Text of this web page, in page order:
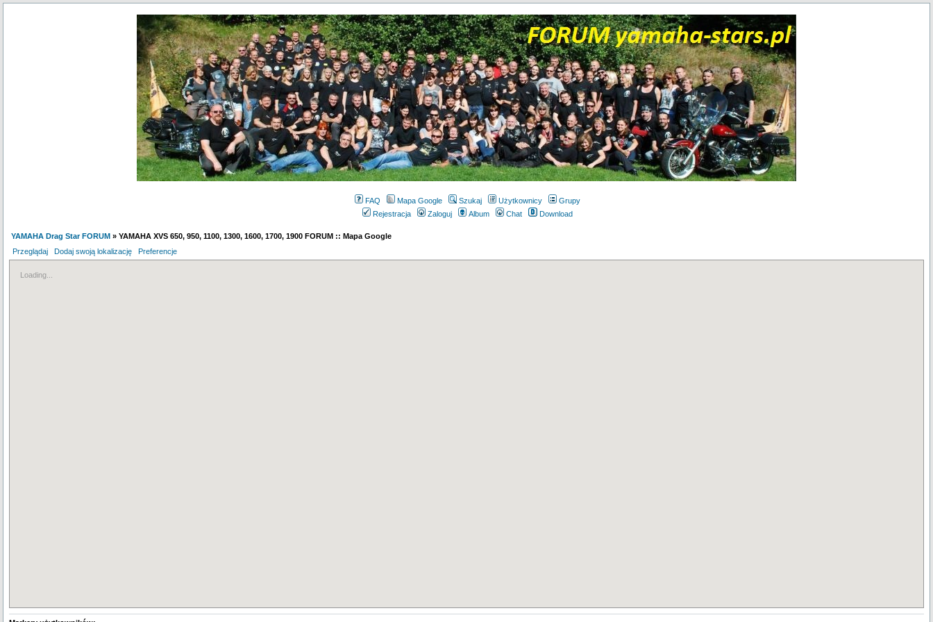
FAQ Mapa Google Szukaj Użytkownicy
Grupy
Rejestracja
Zaloguj Album Chat Download
YAMAHA Drag Star FORUM » YAMAHA XVS 650, 950, 1100, 1300, 1600, 1700, 1900 FORUM :: Mapa Google
Przeglądaj
Dodaj swoją lokalizację Preferencje
Loading...